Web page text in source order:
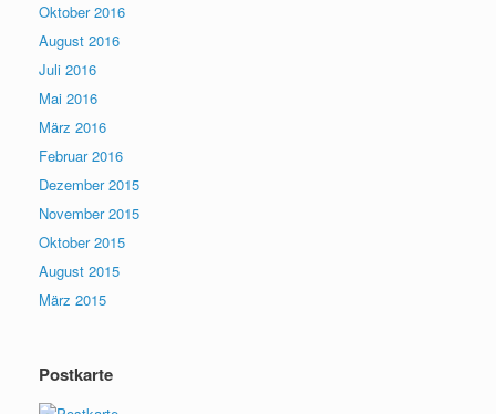
Oktober 2016
August 2016
Juli 2016
Mai 2016
März 2016
Februar 2016
Dezember 2015
November 2015
Oktober 2015
August 2015
März 2015
Postkarte